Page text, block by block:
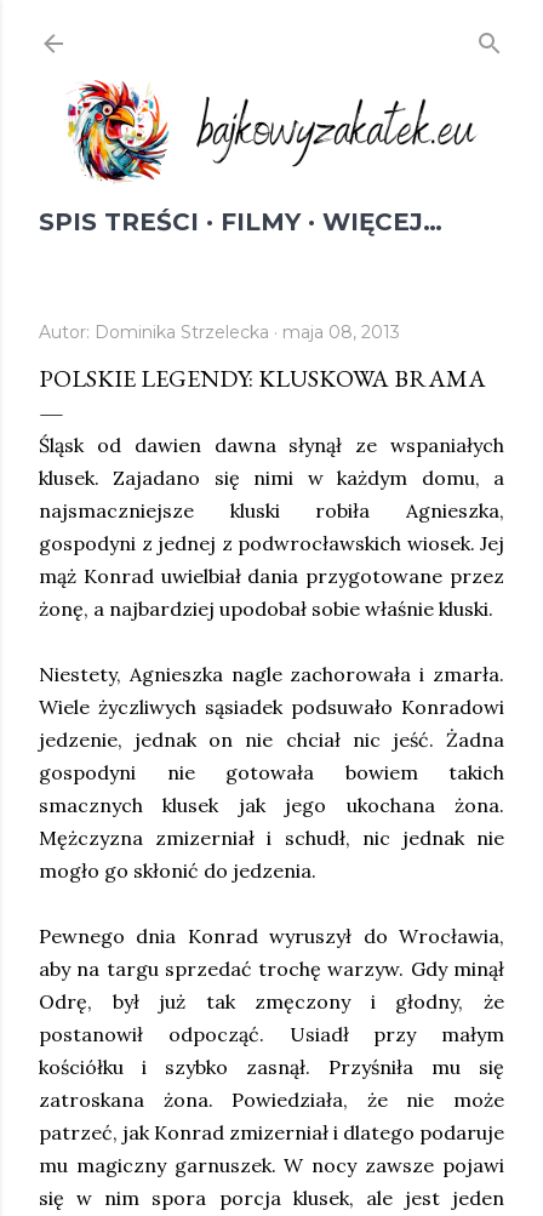
SPIS TREŚCI FILMY WIĘCEJ…
Autor: Dominika Strzelecka maja 08, 2013
POLSKIE LEGENDY: KLUSKOWA BRAMA
Śląsk od dawien dawna słynął ze wspaniałych
klusek. Zajadano się nimi w każdym domu, a
najsmaczniejsze kluski robiła Agnieszka,
gospodyni z jednej z podwrocławskich wiosek. Jej
mąż Konrad uwielbiał dania przygotowane przez
żonę, a najbardziej upodobał sobie właśnie kluski.
Niestety, Agnieszka nagle zachorowała i zmarła.
Wiele życzliwych sąsiadek podsuwało Konradowi
jedzenie, jednak on nie chciał nic jeść. Żadna
gospodyni nie gotowała bowiem takich
smacznych klusek jak jego ukochana żona.
Mężczyzna zmizerniał i schudł, nic jednak nie
mogło go skłonić do jedzenia.
Pewnego dnia Konrad wyruszył do Wrocławia,
aby na targu sprzedać trochę warzyw. Gdy minął
Odrę, był już tak zmęczony i głodny, że
postanowił odpocząć. Usiadł przy małym
kościółku i szybko zasnął. Przyśniła mu się
zatroskana żona. Powiedziała, że nie może
patrzeć, jak Konrad zmizerniał i dlatego podaruje
mu magiczny garnuszek. W nocy zawsze pojawi
się w nim spora porcja klusek, ale jest jeden